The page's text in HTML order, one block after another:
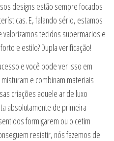
designs estão sempre focados
E, falando sério, estamos
tecidos supermacios e
e estilo? Dupla verificação!
e você pode ver isso em
e combinam materiais
criações aquele ar de luxo
absolutamente de primeira
formigarem ou o cetim
resistir, nós fazemos de